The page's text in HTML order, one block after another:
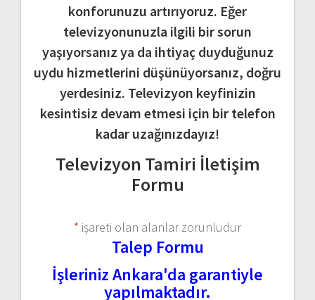
konforunuzu artırıyoruz. Eğer
televizyonunuzla ilgili bir sorun
yaşıyorsanız ya da ihtiyaç duyduğunuz
uydu hizmetlerini düşünüyorsanız, doğru
yerdesiniz. Televizyon keyfinizin
kesintisiz devam etmesi için bir telefon
kadar uzağınızdayız!
Televizyon Tamiri İletişim
Formu
* işareti olan alanlar zorunludur
Talep Formu
İşleriniz Ankara'da garantiyle
yapılmaktadır.